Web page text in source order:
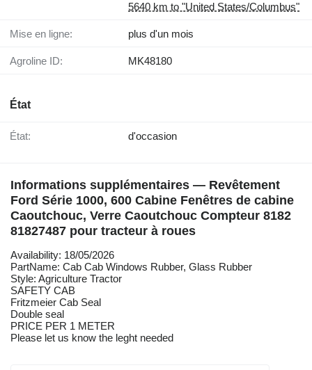
5640 km to "United States/Columbus"
Mise en ligne: plus d'un mois
Agroline ID: MK48180
État
État: d'occasion
Informations supplémentaires — Revêtement
Ford Série 1000, 600 Cabine Fenêtres de cabine
Caoutchouc, Verre Caoutchouc Compteur 8182
81827487 pour tracteur à roues
Availability: 18/05/2026
PartName: Cab Cab Windows Rubber, Glass Rubber
Style: Agriculture Tractor
SAFETY CAB
Fritzmeier Cab Seal
Double seal
PRICE PER 1 METER
Please let us know the leght needed